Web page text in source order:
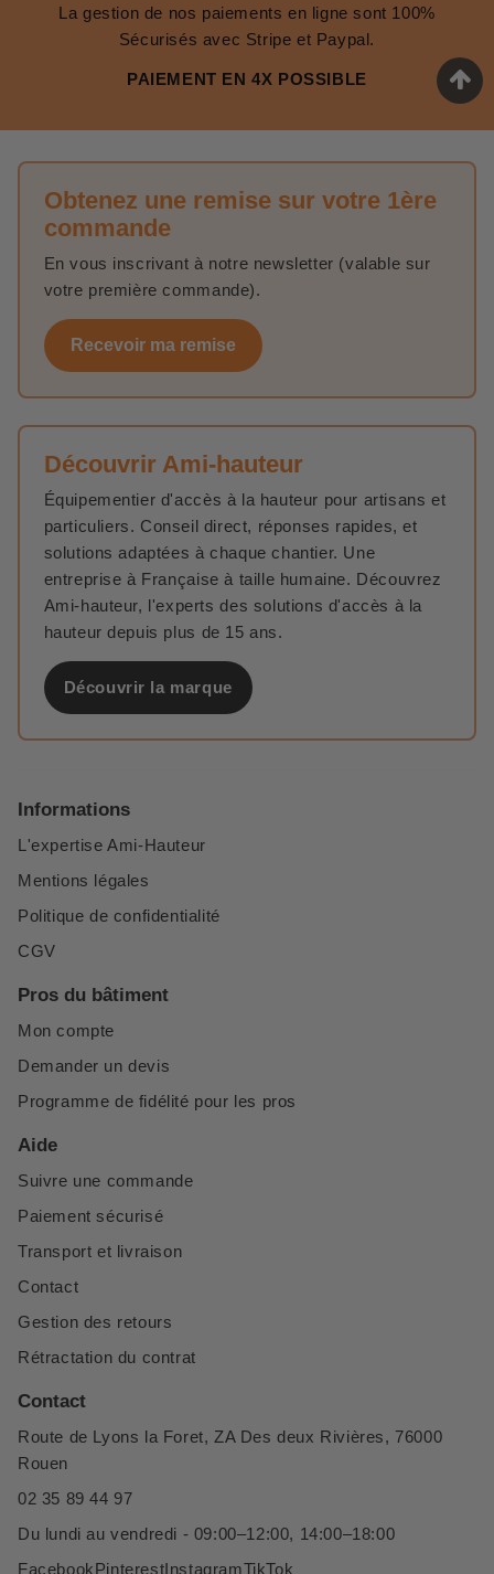
La gestion de nos paiements en ligne sont 100%
Sécurisés avec Stripe et Paypal.
PAIEMENT EN 4X POSSIBLE
Obtenez une remise sur votre 1ère
commande
En vous inscrivant à notre newsletter (valable sur
votre première commande).
Recevoir ma remise
Découvrir Ami-hauteur
Équipementier d'accès à la hauteur pour artisans et
particuliers. Conseil direct, réponses rapides, et
solutions adaptées à chaque chantier. Une
entreprise à Française à taille humaine. Découvrez
Ami-hauteur, l'experts des solutions d'accès à la
hauteur depuis plus de 15 ans.
Découvrir la marque
Informations
L'expertise Ami-Hauteur
Mentions légales
Politique de confidentialité
CGV
Pros du bâtiment
Mon compte
Demander un devis
Programme de fidélité pour les pros
Aide
Suivre une commande
Paiement sécurisé
Transport et livraison
Contact
Gestion des retours
Rétractation du contrat
Contact
Route de Lyons la Foret, ZA Des deux Rivières, 76000
Rouen
02 35 89 44 97
Du lundi au vendredi - 09:00–12:00, 14:00–18:00
FacebookPinterestInstagramTikTok